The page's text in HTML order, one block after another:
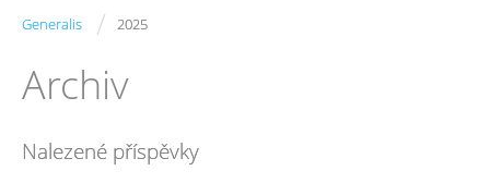
Generalis / 2025
Archiv
Nalezené příspěvky